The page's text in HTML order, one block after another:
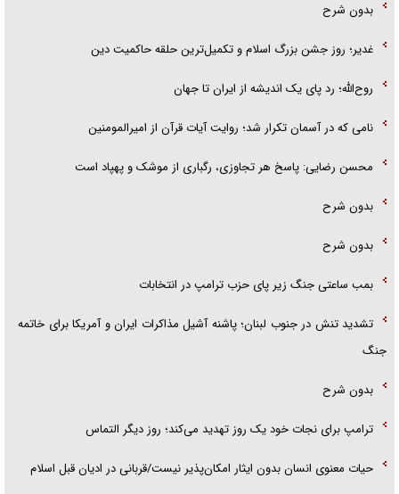
بدون شرح
غدیر؛ روز جشن بزرگ اسلام و تکمیل‌ترین حلقه حاکمیت دین
روح‌الله؛ رد پای یک اندیشه از ایران تا جهان
نامی که در آسمان تکرار شد؛ روایت آیات قرآن از امیرالمومنین
محسن رضایی: پاسخ هر تجاوزی، رگباری از موشک و پهپاد است
بدون شرح
بدون شرح
بمب ساعتی جنگ زیر پای حزب ترام‍پ در انتخابات
تشدید تنش در جنوب لبنان؛ پاشنه آشیل مذاکرات ایران و آمریکا برای خاتمه
جنگ
بدون شرح
ترامپ برای نجات خود یک روز تهدید می‌کند؛ روز دیگر التماس
حیات معنوی انسان بدون ایثار امکان‌پذیر نیست/قربانی در ادیان قبل اسلام